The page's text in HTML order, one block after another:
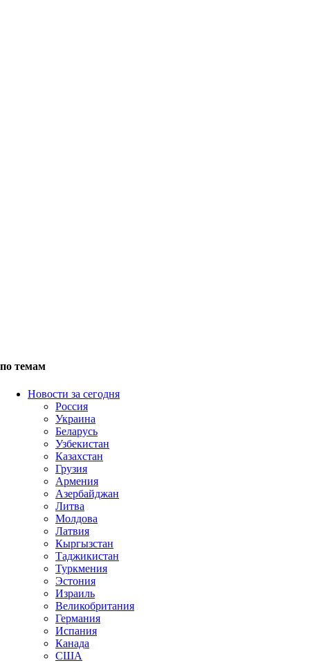
по темам
Новости за сегодня
Россия
Украина
Беларусь
Узбекистан
Казахстан
Грузия
Армения
Азербайджан
Литва
Молдова
Латвия
Кыргызстан
Таджикистан
Туркмения
Эстония
Израиль
Великобритания
Германия
Испания
Канада
США